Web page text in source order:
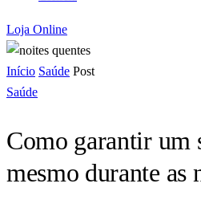
Loja Online
Início Saúde Post
Saúde
Como garantir um
mesmo durante as